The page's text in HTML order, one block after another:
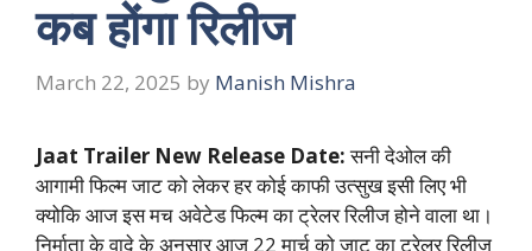
कब होंगा रिलीज
March 22, 2025 by Manish Mishra
Jaat Trailer New Release Date:सनी देओल की
आगामी फिल्म जाट को लेकर हर कोई काफी उत्सुख इसी लिए भी
क्योकि आज इस मच अवेटेड फिल्म का ट्रेलर रिलीज होने वाला था।
निर्माता के वादे के अनुसार आज 22 मार्च को जाट का ट्रेलर रिलीज